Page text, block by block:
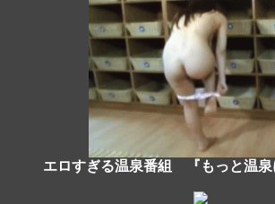
エロすぎる温泉番組 『もっと温泉